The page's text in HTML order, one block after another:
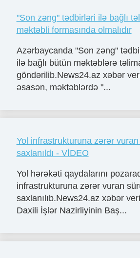
"Son zəng" tədbirləri ilə bağlı
məktəbli formasında olmalıdır
Azərbaycanda "Son zəng"
ilə bağlı bütün məktəblərə
göndərilib.News24.az xəbər
əsasən, məktəblərdə "...
Yol infrastrukturuna zərər
saxlanıldı - VİDEO
Yol hərəkəti qaydalarını
infrastrukturuna zərər vuran
saxlanılıb.News24.az xəbər
Daxili İşlər Nazirliyinin Baş...